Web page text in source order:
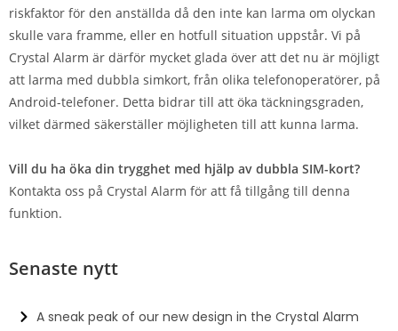
riskfaktor för den anställda då den inte kan larma om olyckan
skulle vara framme, eller en hotfull situation uppstår. Vi på
Crystal Alarm är därför mycket glada över att det nu är möjligt
att larma med dubbla simkort, från olika telefonoperatörer, på
Android-telefoner. Detta bidrar till att öka täckningsgraden,
vilket därmed säkerställer möjligheten till att kunna larma.
Vill du ha öka din trygghet med hjälp av dubbla SIM-kort?
Kontakta oss på Crystal Alarm för att få tillgång till denna
funktion.
Senaste nytt
A sneak peak of our new design in the Crystal Alarm